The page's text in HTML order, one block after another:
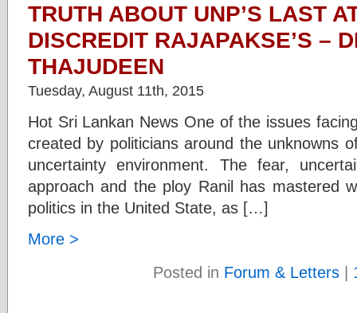
TRUTH ABOUT UNP’S LAST
DISCREDIT RAJAPAKSE’S –
THAJUDEEN
Tuesday, August 11th, 2015
Hot Sri Lankan News One of the issues
created by politicians around the unknowns
uncertainty environment. The fear,
approach and the ploy Ranil has mastered
politics in the United State, as […]
More >
Posted in Forum & Letters|